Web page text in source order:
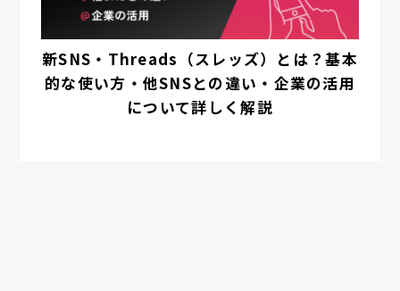
新SNS・Threads（スレッズ）とは？基本
的な使い方・他SNSとの違い・企業の活用
について詳しく解説